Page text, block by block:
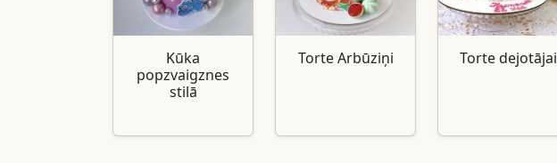
Kūka
popzvaigznes
stilā
Torte Arbūziņi Torte dejotājai